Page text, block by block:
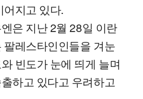
지고 있다.
은 지난 2월 28일 이란
레스타인인들을 겨눈
빈도가 눈에 띄게 늘며
하고 있다고 우려하고